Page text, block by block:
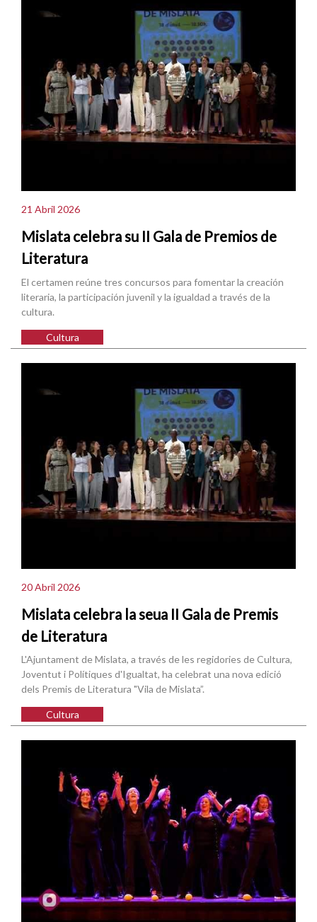
21 Abril 2026
Mislata celebra su II Gala de Premios de
Literatura
El certamen reúne tres concursos para fomentar la creación
literaria, la participación juvenil y la igualdad a través de la
cultura.
Cultura
20 Abril 2026
Mislata celebra la seua II Gala de Premis
de Literatura
L'Ajuntament de Mislata, a través de les regidories de Cultura,
Joventut i Polítiques d'Igualtat, ha celebrat una nova edició
dels Premis de Literatura "Vila de Mislata”.
Cultura